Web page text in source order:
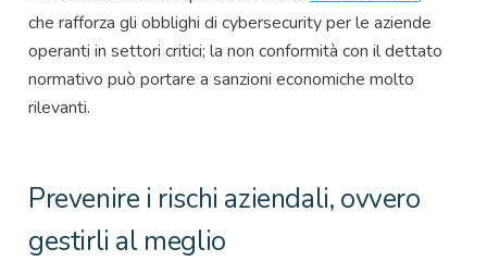
che rafforza gli obblighi di cybersecurity per le aziende
operanti in settori critici; la non conformità con il dettato
normativo può portare a sanzioni economiche molto
rilevanti.
Prevenire i rischi aziendali, ovvero
gestirli al meglio